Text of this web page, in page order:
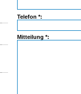
Telefon *:
Mitteilung *: